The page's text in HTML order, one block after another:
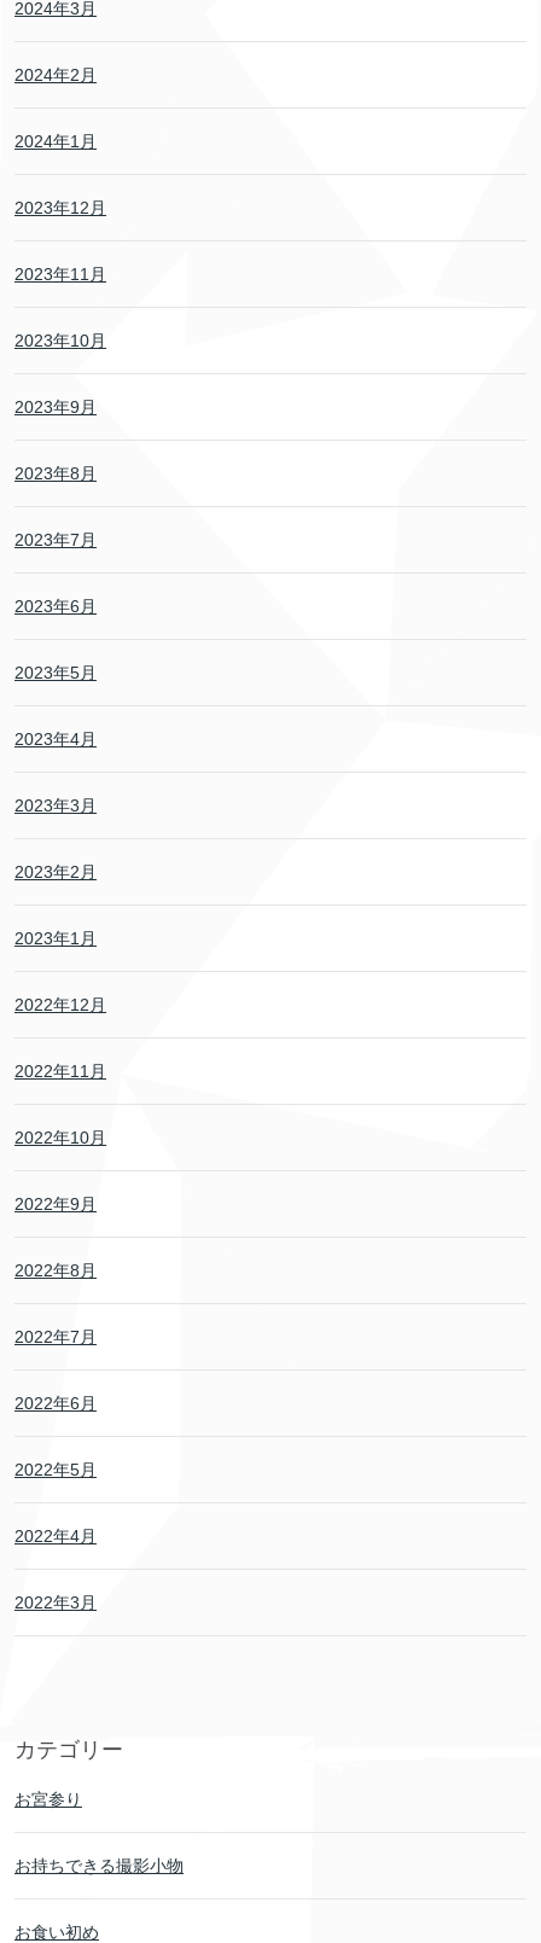
2024年3月
2024年2月
2024年1月
2023年12月
2023年11月
2023年10月
2023年9月
2023年8月
2023年7月
2023年6月
2023年5月
2023年4月
2023年3月
2023年2月
2023年1月
2022年12月
2022年11月
2022年10月
2022年9月
2022年8月
2022年7月
2022年6月
2022年5月
2022年4月
2022年3月
カテゴリー
お宮参り
お持ちできる撮影小物
お食い初め